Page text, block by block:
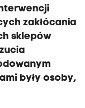
zakłócania
sklepów
były osoby,